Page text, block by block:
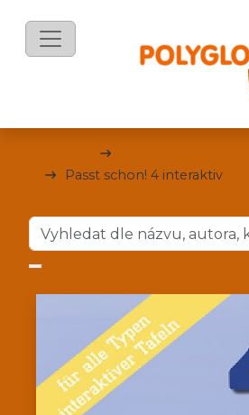
Passt schon! 4 interaktiv